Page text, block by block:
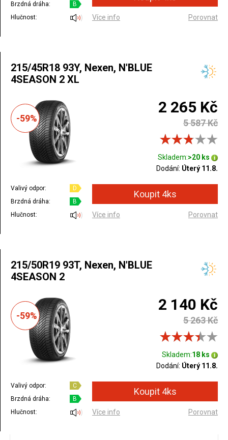
Brzdná dráha:
B
Hlučnost:
Více info Porovnat
215/45R18 93Y, Nexen, N'BLUE
4SEASON 2 XL
-59%
2 265 Kč
5 587 Kč
Skladem:>20 ks
Dodání: Úterý 11.8.
Valivý odpor:
D
Brzdná dráha:
B
Hlučnost:
Více info Porovnat
215/50R19 93T, Nexen, N'BLUE
4SEASON 2
-59%
2 140 Kč
5 263 Kč
Skladem:18 ks
Dodání: Úterý 11.8.
Valivý odpor:
C
Brzdná dráha:
B
Hlučnost:
Více info Porovnat